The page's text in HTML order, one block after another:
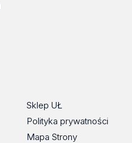
Sklep UŁ
Polityka prywatności
Mapa Strony